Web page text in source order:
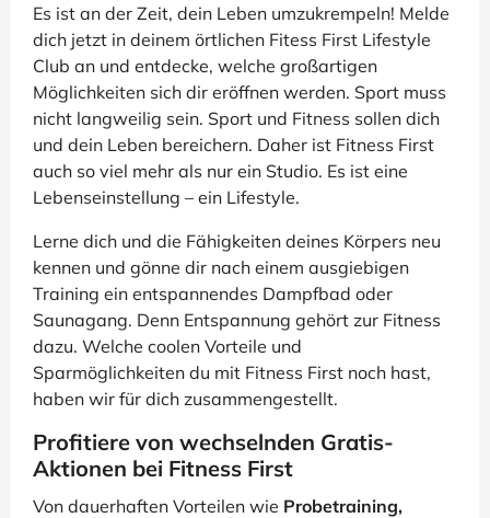
Es ist an der Zeit, dein Leben umzukrempeln! Melde
dich jetzt in deinem örtlichen Fitess First Lifestyle
Club an und entdecke, welche großartigen
Möglichkeiten sich dir eröffnen werden. Sport muss
nicht langweilig sein. Sport und Fitness sollen dich
und dein Leben bereichern. Daher ist Fitness First
auch so viel mehr als nur ein Studio. Es ist eine
Lebenseinstellung – ein Lifestyle.
Lerne dich und die Fähigkeiten deines Körpers neu
kennen und gönne dir nach einem ausgiebigen
Training ein entspannendes Dampfbad oder
Saunagang. Denn Entspannung gehört zur Fitness
dazu. Welche coolen Vorteile und
Sparmöglichkeiten du mit Fitness First noch hast,
haben wir für dich zusammengestellt.
Profitiere von wechselnden Gratis-
Aktionen bei Fitness First
Von dauerhaften Vorteilen wie Probetraining,